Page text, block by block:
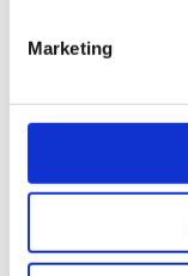
Marketing